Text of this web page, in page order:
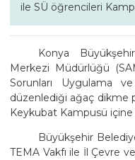
ile SÜ öğrencileri
Konya
Merkezi Müdürlüğü
Sorunları Uygulama
düzenlediği ağaç dikme
Keykubat Kampusü
Büyükşehir
TEMA Vakfı ile İl Çevre